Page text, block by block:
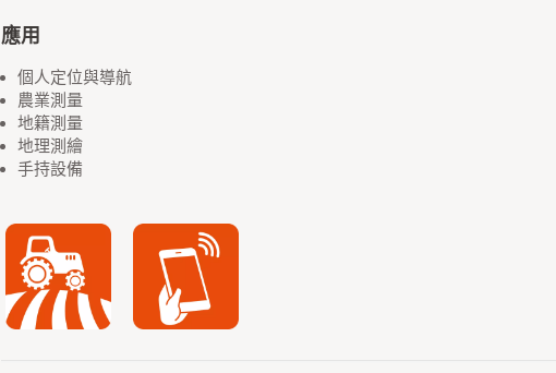
應用
個人定位與導航
農業測量
地籍測量
地理測繪
手持設備